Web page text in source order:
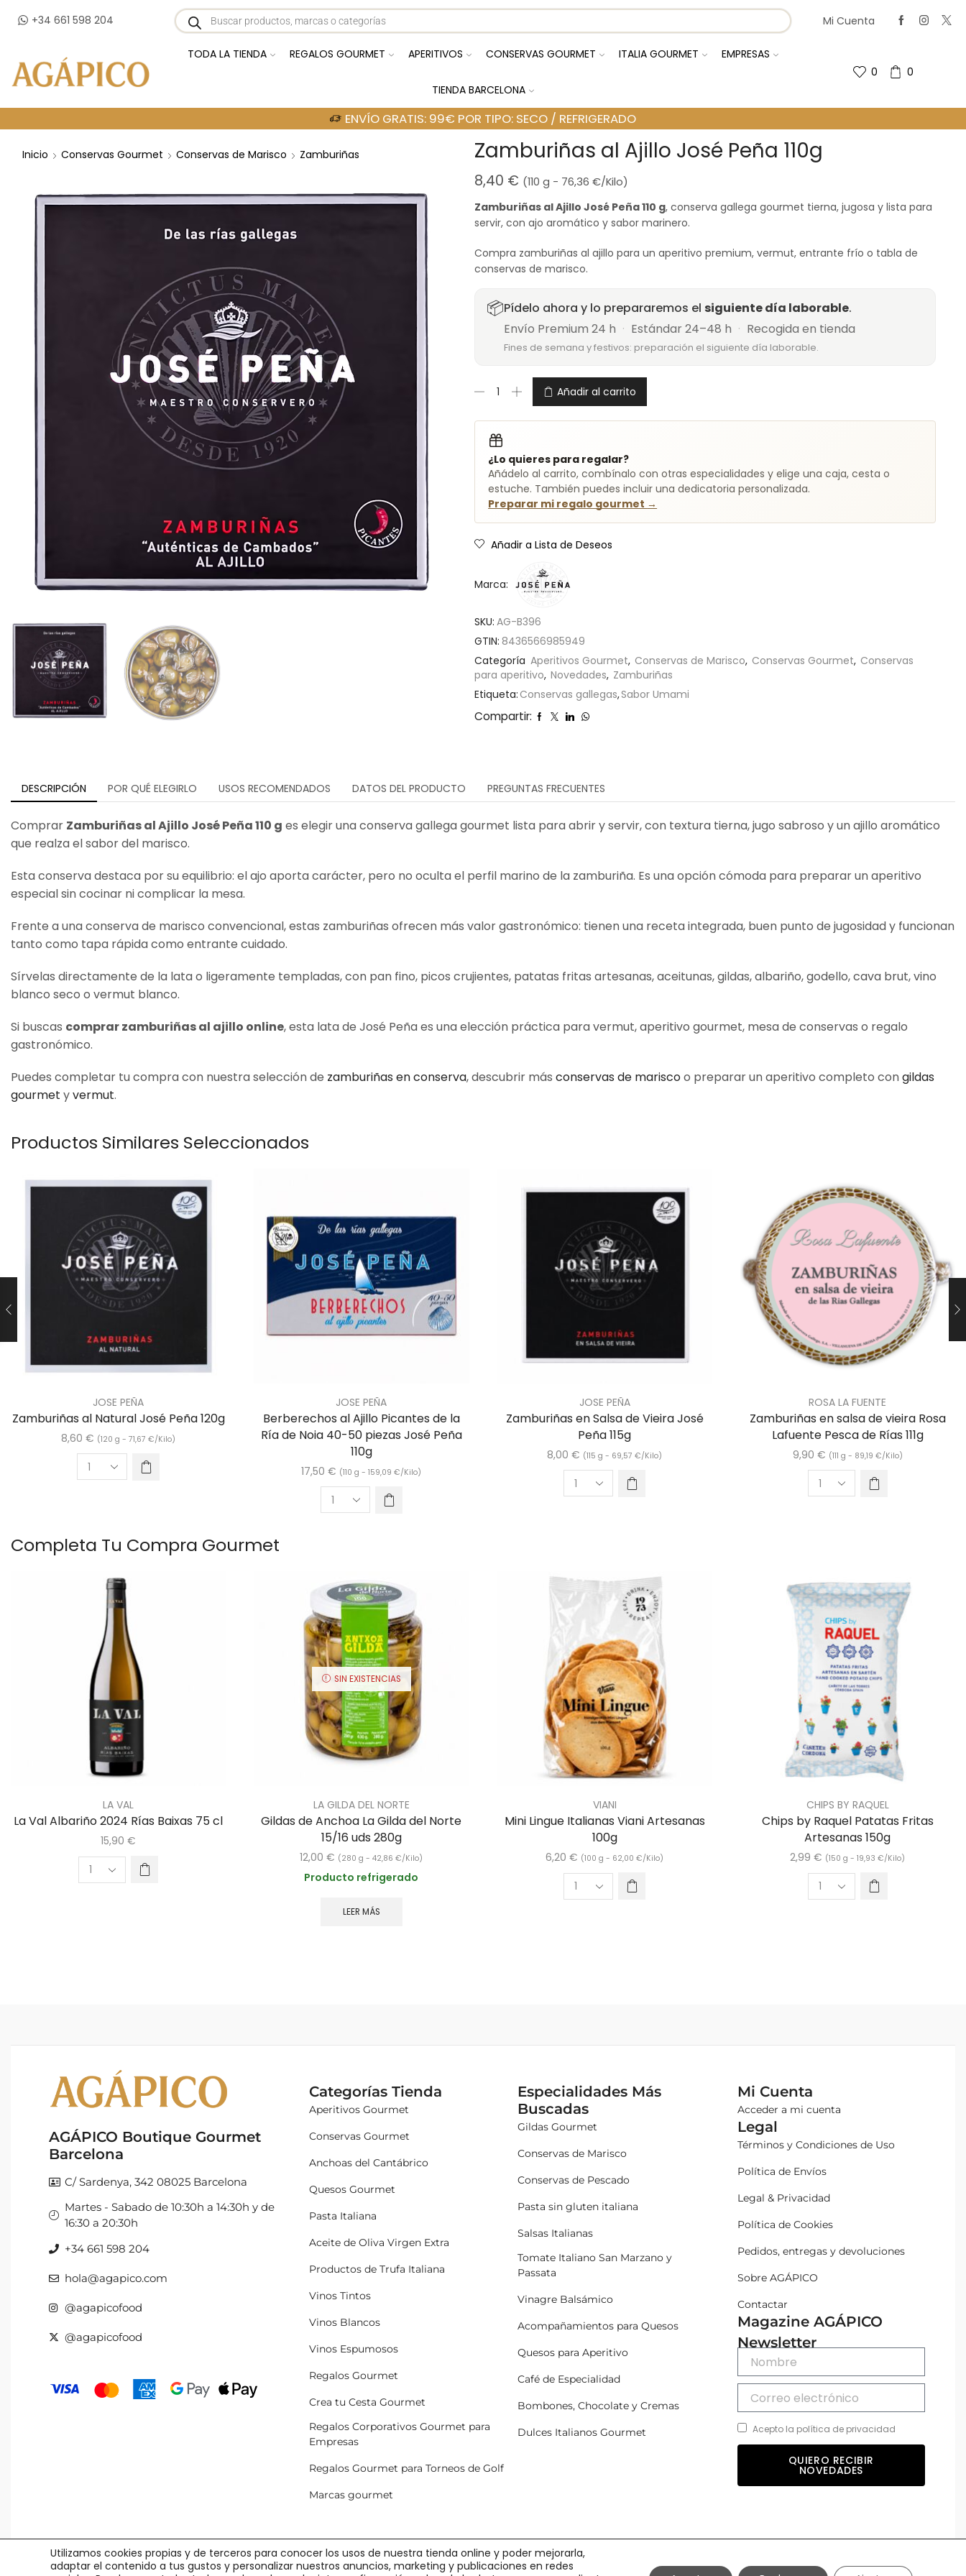
+34 661 598 204 Mi Cuenta
TODA LA TIENDA REGALOS GOURMET APERITIVOS CONSERVAS GOURMET ITALIA GOURMET EMPRESAS
TIENDA BARCELONA
0 0
ENVÍO GRATIS: 99€ POR TIPO: SECO / REFRIGERADO
Inicio Conservas Gourmet Conservas de Marisco Zamburiñas Zamburiñas al Ajillo José Peña 110g
8,40 € (110 g - 76,36€/Kilo)
Zamburiñas al Ajillo José Peña 110 g, conserva gallega gourmet tierna, jugosa y lista para
servir, con ajo aromático y sabor marinero.
Compra zamburiñas al ajillo para un aperitivo premium, vermut, entrante frío o tabla de
conservas de marisco.
📦Pídelo ahora y lo prepararemos el siguiente día laborable.
Envío Premium 24 h · Estándar 24–48 h · Recogida en tienda
Fines de semana y festivos: preparación el siguiente día laborable.
Añadir al carrito
¿Lo quieres para regalar?
Añádelo al carrito, combínalo con otras especialidades y elige una caja, cesta o
estuche. También puedes incluir una dedicatoria personalizada.
Preparar mi regalo gourmet →
Añadir a Lista de Deseos
Marca:
SKU: AG-B396
GTIN: 8436566985949
Categoría Aperitivos Gourmet, Conservas de Marisco, Conservas Gourmet, Conservas
para aperitivo, Novedades, Zamburiñas
Etiqueta: Conservas gallegas,Sabor Umami
Compartir:
DESCRIPCIÓN POR QUÉ ELEGIRLO USOS RECOMENDADOS DATOS DEL PRODUCTO PREGUNTAS FRECUENTES
Comprar Zamburiñas al Ajillo José Peña 110 g es elegir una conserva gallega gourmet lista para abrir y servir, con textura tierna, jugo sabroso y un ajillo aromático
que realza el sabor del marisco.
Esta conserva destaca por su equilibrio: el ajo aporta carácter, pero no oculta el perfil marino de la zamburiña. Es una opción cómoda para preparar un aperitivo
especial sin cocinar ni complicar la mesa.
Frente a una conserva de marisco convencional, estas zamburiñas ofrecen más valor gastronómico: tienen una receta integrada, buen punto de jugosidad y funcionan
tanto como tapa rápida como entrante cuidado.
Sírvelas directamente de la lata o ligeramente templadas, con pan fino, picos crujientes, patatas fritas artesanas, aceitunas, gildas, albariño, godello, cava brut, vino
blanco seco o vermut blanco.
Si buscas comprar zamburiñas al ajillo online, esta lata de José Peña es una elección práctica para vermut, aperitivo gourmet, mesa de conservas o regalo
gastronómico.
Puedes completar tu compra con nuestra selección de zamburiñas en conserva, descubrir más conservas de mariscoo preparar un aperitivo completo congildas
gourmet yvermut.
Productos Similares Seleccionados
JOSE PEÑA
Zamburiñas al Natural José Peña 120g
8,60€ (120 g -71,67€/Kilo)
JOSE PEÑA
Berberechos al Ajillo Picantes de la
Ría de Noia 40-50 piezas José Peña
110g
17,50€ (110 g -159,09€/Kilo)
JOSE PEÑA
Zamburiñas en Salsa de Vieira José
Peña 115g
8,00€ (115 g - 69,57€/Kilo)
ROSA LA FUENTE
Zamburiñas en salsa de vieira Rosa
Lafuente Pesca de Rías 111g
9,90 € (111 g - 89,19 €/Kilo)
Completa Tu Compra Gourmet
LA VAL
La Val Albariño 2024 Rías Baixas 75 cl
15,90€
SIN EXISTENCIAS
LA GILDA DEL NORTE
Gildas de Anchoa La Gilda del Norte
15/16 uds 280g
12,00€ (280 g -42,86€/Kilo)
Producto refrigerado
LEER MÁS
VIANI
Mini Lingue Italianas Viani Artesanas
100g
6,20€ (100 g - 62,00€/Kilo)
CHIPS BY RAQUEL
Chips by Raquel Patatas Fritas
Artesanas 150g
2,99€ (150 g -19,93€/Kilo)
AGÁPICO Boutique Gourmet
Barcelona
C/ Sardenya, 342 08025 Barcelona
Martes - Sabado de 10:30h a 14:30h y de
16:30 a 20:30h
+34 661 598 204
hola@agapico.com
@agapicofood
@agapicofood
Categorías Tienda
Aperitivos Gourmet
Conservas Gourmet
Anchoas del Cantábrico
Quesos Gourmet
Pasta Italiana
Aceite de Oliva Virgen Extra
Productos de Trufa Italiana
Vinos Tintos
Vinos Blancos
Vinos Espumosos
Regalos Gourmet
Crea tu Cesta Gourmet
Regalos Corporativos Gourmet para
Empresas
Regalos Gourmet para Torneos de Golf
Marcas gourmet
Especialidades Más
Buscadas
Gildas Gourmet
Conservas de Marisco
Conservas de Pescado
Pasta sin gluten italiana
Salsas Italianas
Tomate Italiano San Marzano y
Passata
Vinagre Balsámico
Acompañamientos para Quesos
Quesos para Aperitivo
Café de Especialidad
Bombones, Chocolate y Cremas
Dulces Italianos Gourmet
Mi Cuenta
Acceder a mi cuenta
Legal
Términos y Condiciones de Uso
Política de Envíos
Legal & Privacidad
Política de Cookies
Pedidos, entregas y devoluciones
Sobre AGÁPICO
Contactar
Magazine AGÁPICO
Newsletter
Acepto la política de privacidad
QUIERO RECIBIR
NOVEDADES
Utilizamos cookies propias y de terceros para conocer los usos de nuestra tienda online y poder mejorarla,
adaptar el contenido a tus gustos y personalizar nuestros anuncios, marketing y publicaciones en redes